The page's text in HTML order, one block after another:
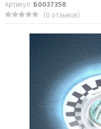
Артикул: Б0037358
(0 отзывов)